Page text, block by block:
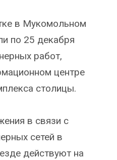
в Мукомольном
по 25 декабря
работ,
центре
столицы.
в связи с
сетей в
действуют на